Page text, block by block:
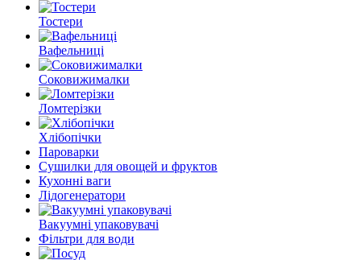
Тостери
Вафельниці
Соковижималки
Ломтерізки
Хлібопічки
Пароварки
Сушилки для овощей и фруктов
Кухонні ваги
Лідогенератори
Вакуумні упаковувачі
Фільтри для води